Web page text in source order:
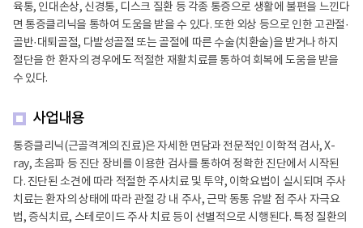
육통, 인대손상, 신경통, 디스크 질환 등 각종 통증으로 생활에 불편을 느낀다
면 통증클리닉을 통하여 도움을 받을 수 있다. 또한 외상 등으로 인한 고관절·
골반·대퇴골절, 다발성골절 또는 골절에 따른 수술(치환술)을 받거나 하지
절단을 한 환자의 경우에도 적절한 재활치료를 통하여 회복에 도움을 받을
수 있다.
사업내용
통증클리닉(근골격계의 진료)은 자세한 면담과 전문적인 이학적 검사, X-
ray, 초음파 등 진단 장비를 이용한 검사를 통하여 정확한 진단에서 시작된
다. 진단된 소견에 따라 적절한 주사치료 및 투약, 이학요법이 실시되며 주사
치료는 환자의 상태에 따라 관절 강 내 주사, 근막 동통 유발 점 주사 자극요
법, 증식치료, 스테로이드 주사 치료 등이 선별적으로 시행된다. 특정 질환의